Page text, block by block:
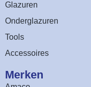
Glazuren
Onderglazuren
Tools
Accessoires
Merken